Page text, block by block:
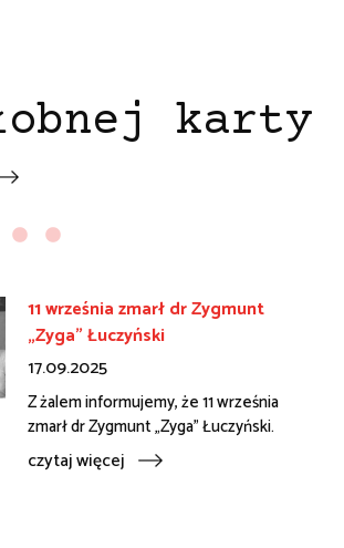
karty
11 września zmarł dr Zygmunt
„Zyga" Łuczyński
17.09.2025
Z żalem informujemy, że 11 września
zmarł dr Zygmunt „Zyga" Łuczyński.
czytaj więcej